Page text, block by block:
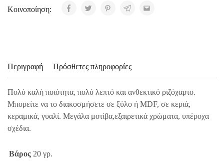
Κοινοποίηση:
Περιγραφή Πρόσθετες πληροφορίες
Πολύ καλή ποιότητα, πολύ λεπτό και ανθεκτικό ριζόχαρτο.
Μπορείτε να το διακοσμήσετε σε ξύλο ή MDF, σε κεριά,
κεραμικά, γυαλί. Μεγάλα μοτίβα,εξαιρετικά χρώματα, υπέροχα
σχέδια.
Βάρος 20 γρ.